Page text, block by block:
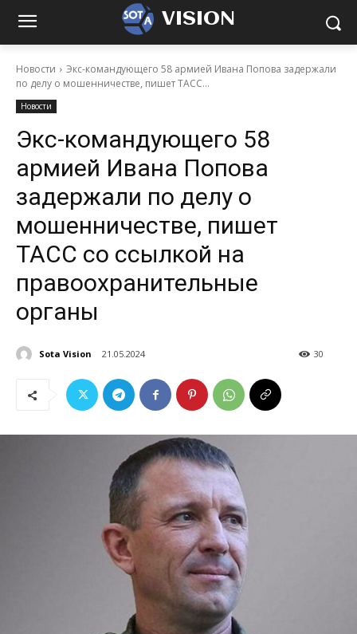
VISION
Новости
Экс-командующего 58 армией Ивана Попова задержали
по делу о мошенничестве, пишет ТАСС...
Новости
Экс-командующего 58
армией Ивана Попова
задержали по делу о
мошенничестве, пишет
ТАСС со ссылкой на
правоохранительные
органы
Sota Vision 21.05.2024 30